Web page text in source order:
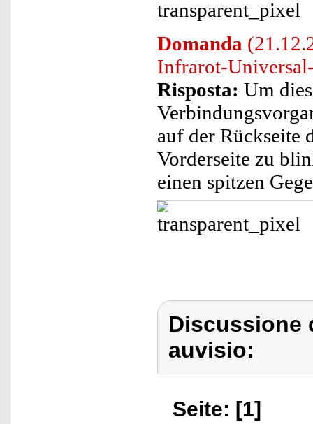
Domanda
Infrarot-
Risposta: Um
auf der Rückseite
Vorderseite zu
einen spitzen
Discussione
auvisio:
Seite: [1]